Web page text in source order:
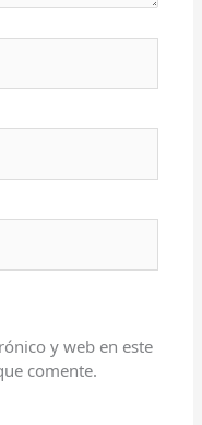
y web en este
comente.